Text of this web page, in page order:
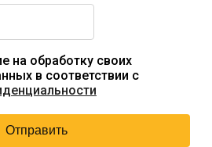
на обработку своих
в соответствии с